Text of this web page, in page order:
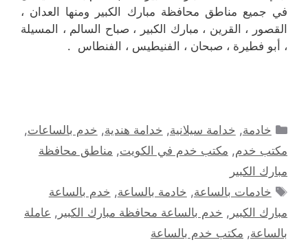
في جميع مناطق محافظة مبارك الكبير ومنها العدان ،
القصور ، القرين ، مبارك الكبير ، صباح السالم ، المسيلة
، أبو فطيرة ، صبحان ، الفنيطيس ، الفنطاس .
التصنيفات
خادمة, خدامة سيلانية, خدامة هندية, خدم بالساعات,
مكتب خدم, مكتب خدم في الكويت, مناطق محافظة
مبارك الكبير
الوسوم
خادمات بالساعة, خادمة بالساعة, خدم بالساعة
مبارك الكبير , خدم بالساعة محافظة مبارك الكبير , عاملة
بالساعة, مكتب خدم بالساعة